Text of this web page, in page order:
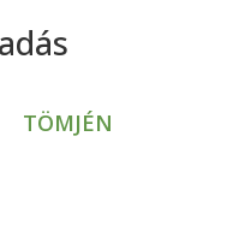
TÖMJÉN